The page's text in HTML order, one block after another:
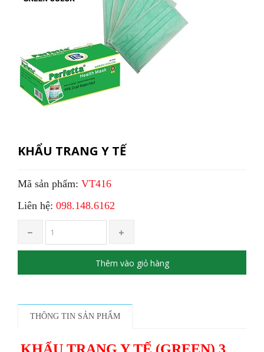
KHẨU TRANG Y TẾ
Mã sản phẩm: VT416
Liên hệ: 098.148.6162
Thêm vào giỏ hàng
THÔNG TIN SẢN PHẨM